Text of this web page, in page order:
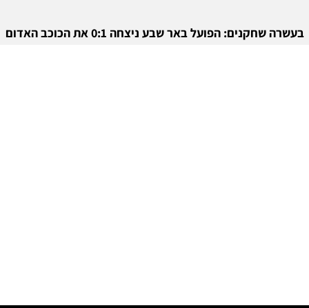
בעשרה שחקנים: הפועל באר שבע ניצחה 0:1 את הכוכב האדום